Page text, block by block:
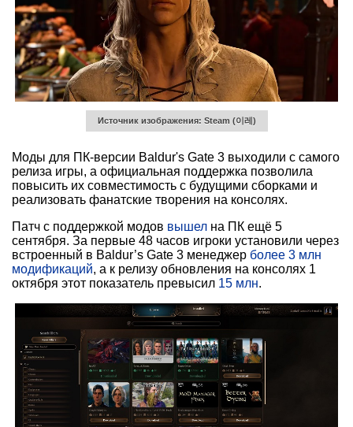
Источник изображения: Steam (이레)
Моды для ПК-версии Baldur's Gate 3 выходили с самого
релиза игры, а официальная поддержка позволила
повысить их совместимость с будущими сборками и
реализовать фанатские творения на консолях.
Патч с поддержкой модов вышел на ПК ещё 5
сентября. За первые 48 часов игроки установили через
встроенный в Baldur’s Gate 3 менеджер более 3 млн
модификаций, а к релизу обновления на консолях 1
октября этот показатель превысил 15 млн.